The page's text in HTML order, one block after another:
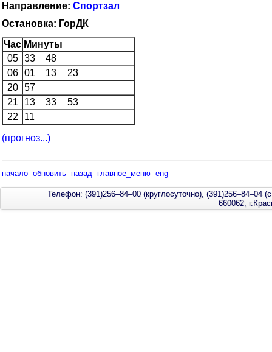
Направление: Спортзал
Остановка: ГорДК
Час Минуты
05
33
48
06
01 13
23
20
57
21
13 33
53
22
11
(прогноз...)
начало обновить назад главное_меню eng
Телефон: (391)256–84–00 (круглосуточно), (391)256–84–04
660062,